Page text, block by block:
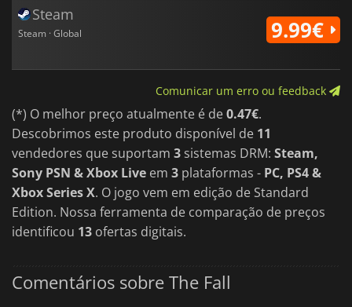
Steam
Steam · Global 9.99€
Comunicar um erro ou feedback
(*) O melhor preço atualmente é de0.47€.
Descobrimos este produto disponível de 11
vendedores que suportam 3 sistemas DRM: Steam,
Sony PSN & Xbox Live em 3 plataformas - PC, PS4 &
Xbox Series X. O jogo vem em edição de Standard
Edition. Nossa ferramenta de comparação de preços
identificou 13 ofertas digitais.
Comentários sobre The Fall